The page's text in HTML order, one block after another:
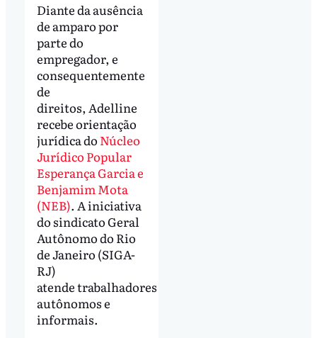
Diante da ausência
de amparo por
parte do
empregador, e
consequentemente
de
direitos, Adelline
recebe orientação
jurídica do Núcleo
Jurídico Popular
Esperança Garcia e
Benjamim Mota
(NEB). A iniciativa
do sindicato Geral
Autônomo do Rio
de Janeiro (SIGA-
RJ)
atende trabalhadores
autônomos e
informais.